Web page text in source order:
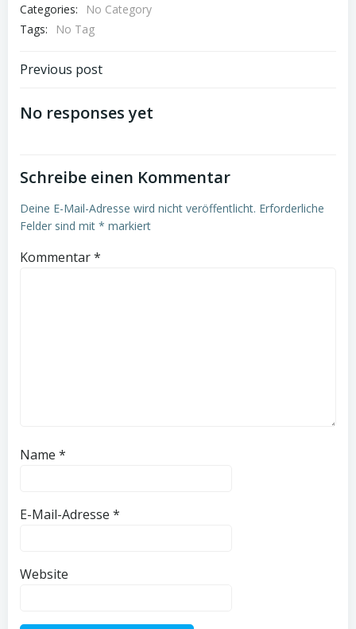
Categories:
No Category
Tags:
No Tag
Post
navigation
Previous post
No responses yet
Schreibe einen Kommentar
Deine E-Mail-Adresse wird nicht veröffentlicht. Erforderliche
Felder sind mit * markiert
Kommentar*
Name *
E-Mail-Adresse *
Website